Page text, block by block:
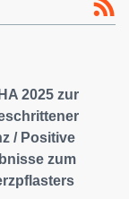
2025 zur
/ Positive
zum